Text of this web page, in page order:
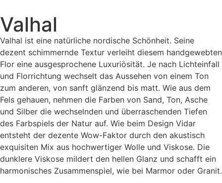
Valhal
Valhal ist eine natürliche nordische Schönheit. Seine
dezent schimmernde Textur verleiht diesem handgewebten
Flor eine ausgesprochene Luxuriösität. Je nach Lichteinfall
und Florrichtung wechselt das Aussehen von einem Ton
zum anderen, von sanft glänzend bis matt. Wie aus dem
Fels gehauen, nehmen die Farben von Sand, Ton, Asche
und Silber die wechselnden und überraschenden Tiefen
des Farbspiels der Natur auf. Wie beim Design Vidar
entsteht der dezente Wow-Faktor durch den akustisch
exquisiten Mix aus hochwertiger Wolle und Viskose. Die
dunklere Viskose mildert den hellen Glanz und schafft ein
harmonisches Zusammenspiel, wie bei Marmor oder Granit.